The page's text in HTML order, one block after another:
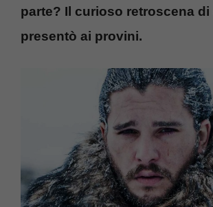
parte? Il curioso retroscena di
presentò ai provini.